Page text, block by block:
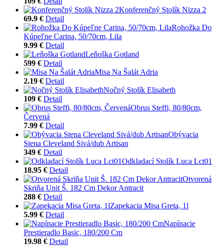
Konferenčný Stolík Nizza 2
69.9 € Detail
Rohožka Do
Kúpeľne Carina, 50/70cm, Lila
9.99 € Detail
Leňoška Gotland
599 € Detail
Misa Na Šalát Adria
2.19 € Detail
Nočný Stolík Elisabeth
109 € Detail
Obrus Steffi, 80/80cm,
Červená
7.99 € Detail
Obývacia
Stena Cleveland Sivá/dub Artisan
349 € Detail
Odkladací Stolík Luca Lct01
18.95 € Detail
Otvorená
Skriňa Unit Š. 182 Cm Dekor Antracit
288 € Detail
Zapekacia Misa Greta, 1l
5.99 € Detail
Napínacie
Prestieradlo Basic, 180/200 Cm
19.98 € Detail